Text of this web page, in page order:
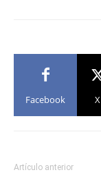
Facebook X
Artículo anterior